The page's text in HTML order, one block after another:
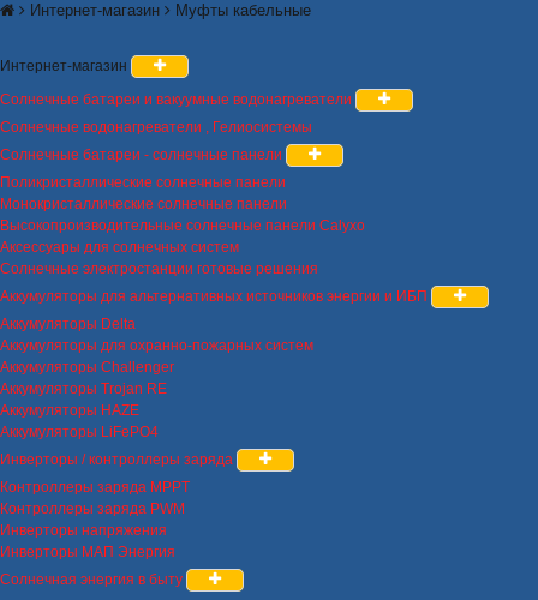
Интернет-магазин Муфты кабельные
Интернет-магазин
Солнечные батареи и вакуумные водонагреватели
Солнечные водонагреватели , Гелиосистемы
Солнечные батареи - солнечные панели
Поликристаллические солнечные панели
Монокристаллические солнечные панели
Высокопроизводительные солнечные панели Calyxo
Аксессуары для солнечных систем
Солнечные электростанции готовые решения
Аккумуляторы для альтернативных источников энергии и ИБП
Аккумуляторы Delta
Аккумуляторы для охранно-пожарных систем
Аккумуляторы Challenger
Аккумуляторы Trojan RE
Аккумуляторы HAZE
Аккумуляторы LiFePO4
Инверторы / контроллеры заряда
Контроллеры заряда MPPT
Контроллеры заряда PWM
Инверторы напряжения
Инверторы МАП Энергия
Солнечная энергия в быту